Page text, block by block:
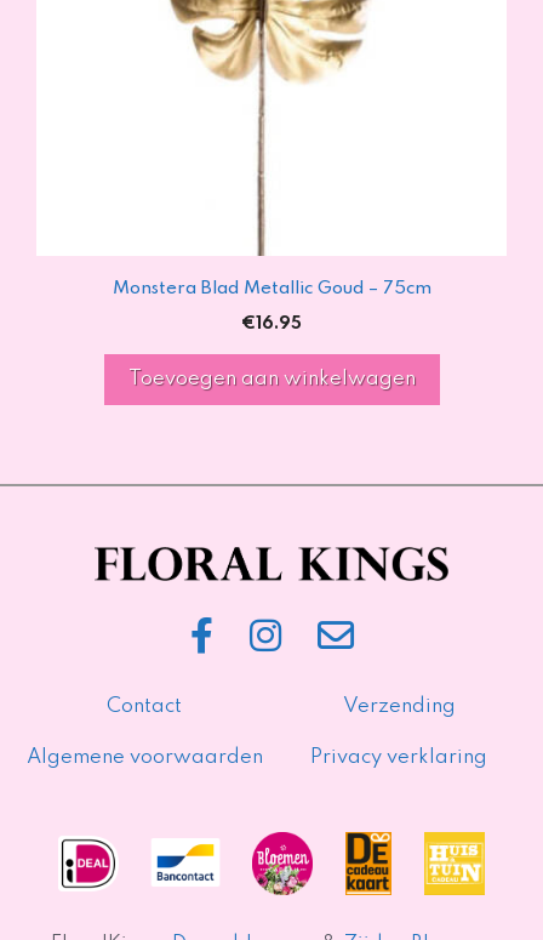
Monstera Blad Metallic Goud – 75cm
€ 16.95
Toevoegen aan winkelwagen
Contact Verzending
Algemene voorwaarden Privacy verklaring